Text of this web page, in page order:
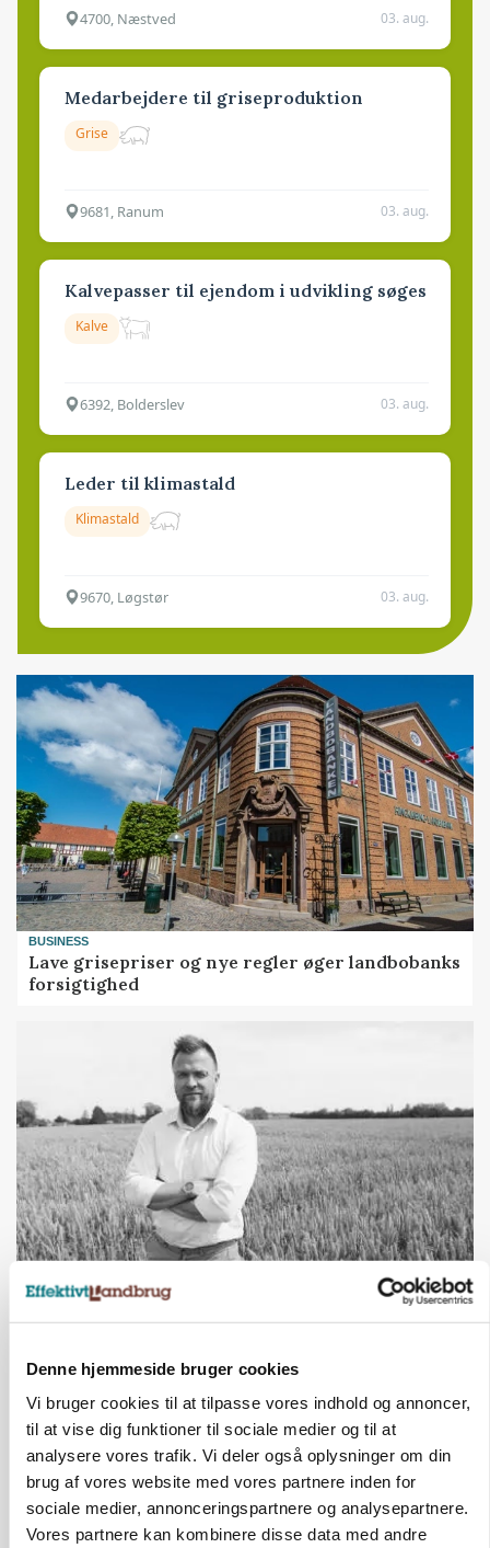
Denne hjemmeside bruger cookies
Vi bruger cookies til at tilpasse vores indhold og annoncer,
til at vise dig funktioner til sociale medier og til at
analysere vores trafik. Vi deler også oplysninger om din
brug af vores website med vores partnere inden for
sociale medier, annonceringspartnere og analysepartnere.
Vores partnere kan kombinere disse data med andre
4700, Næstved 03. aug.
Medarbejdere til griseproduktion
Grise
9681, Ranum 03. aug.
Kalvepasser til ejendom i udvikling søges
Kalve
6392, Bolderslev 03. aug.
Leder til klimastald
Klimastald
9670, Løgstør 03. aug.
BUSINESS
Lave grisepriser og nye regler øger landbobanks
forsigtighed
LEDER
Det er en uskik at udlægge et røgslør om
økoproduktion
HØST-TOUR